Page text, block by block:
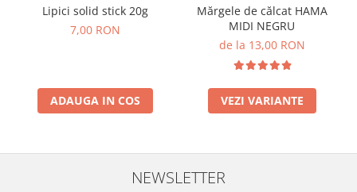
Lipici solid stick 20g
7,00 RON
ADAUGA IN COS
Mărgele de călcat HAMA
MIDI NEGRU
de la 13,00 RON
VEZI VARIANTE
NEWSLETTER